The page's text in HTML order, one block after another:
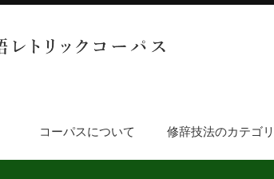
コーパスについて 修辞技法のカテゴ